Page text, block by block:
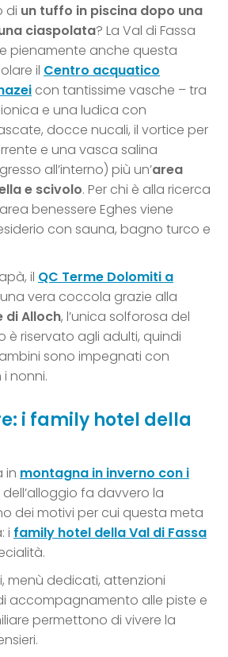
di un tuffo in piscina dopo una
ciaspolata? La Val di Fassa
pienamente anche questa
il Centro acquatico
con tantissime vasche – tra
e una ludica con
docce nucali, il vortice per
e una vasca salina
all’interno) più un’area
e scivolo. Per chi è alla ricerca
benessere Eghes viene
con sauna, bagno turco e
il QC Terme Dolomiti a
vera coccola grazie alla
di Alloch, l’unica solforosa del
è riservato agli adulti, quindi
sono impegnati con
nonni.
i family hotel della
in montagna in inverno con i
fa davvero la
dei motivi per cui questa meta
i family hotel della Val di Fassa
menù dedicati, attenzioni
accompagnamento alle piste e
permettono di vivere la